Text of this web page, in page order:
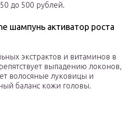
до 500 рублей.
шампунь активатор роста
экстрактов и витаминов в
выпадению локонов,
волосяные луковицы и
баланс кожи головы.